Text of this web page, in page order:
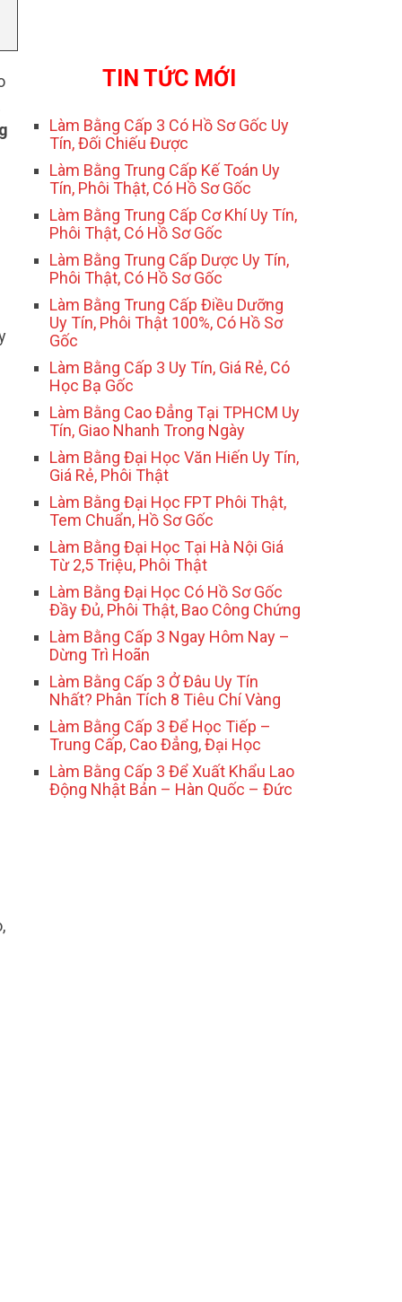
TIN TỨC MỚI
Làm Bằng Cấp 3 Có Hồ Sơ Gốc Uy
Tín, Đối Chiếu Được
Làm Bằng Trung Cấp Kế Toán Uy
Tín, Phôi Thật, Có Hồ Sơ Gốc
Làm Bằng Trung Cấp Cơ Khí Uy Tín,
Phôi Thật, Có Hồ Sơ Gốc
Làm Bằng Trung Cấp Dược Uy Tín,
Phôi Thật, Có Hồ Sơ Gốc
Làm Bằng Trung Cấp Điều Dưỡng
Uy Tín, Phôi Thật 100%, Có Hồ Sơ
Gốc
Làm Bằng Cấp 3 Uy Tín, Giá Rẻ, Có
Học Bạ Gốc
Làm Bằng Cao Đẳng Tại TPHCM Uy
Tín, Giao Nhanh Trong Ngày
Làm Bằng Đại Học Văn Hiến Uy Tín,
Giá Rẻ, Phôi Thật
Làm Bằng Đại Học FPT Phôi Thật,
Tem Chuẩn, Hồ Sơ Gốc
Làm Bằng Đại Học Tại Hà Nội Giá
Từ 2,5 Triệu, Phôi Thật
Làm Bằng Đại Học Có Hồ Sơ Gốc
Đầy Đủ, Phôi Thật, Bao Công Chứng
Làm Bằng Cấp 3 Ngay Hôm Nay –
Dừng Trì Hoãn
Làm Bằng Cấp 3 Ở Đâu Uy Tín
Nhất? Phân Tích 8 Tiêu Chí Vàng
Làm Bằng Cấp 3 Để Học Tiếp –
Trung Cấp, Cao Đẳng, Đại Học
Làm Bằng Cấp 3 Để Xuất Khẩu Lao
Động Nhật Bản – Hàn Quốc – Đức